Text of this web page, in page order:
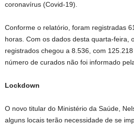
coronavírus (Covid-19).
Conforme o relatório, foram registradas
horas. Com os dados desta quarta-feira,
registrados chegou a 8.536, com
número de curados não foi informado
Lockdown
O novo titular do Ministério da Saúde,
alguns locais terão necessidade de se